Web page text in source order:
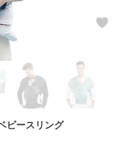
ビースリング